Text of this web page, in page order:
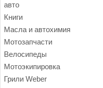
авто
Книги
Масла и автохимия
Мотозапчасти
Велосипеды
Мотоэкипировка
Грили Weber